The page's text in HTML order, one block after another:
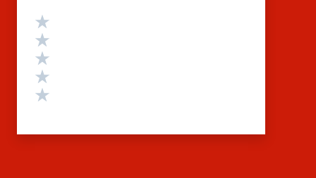
Valutazione